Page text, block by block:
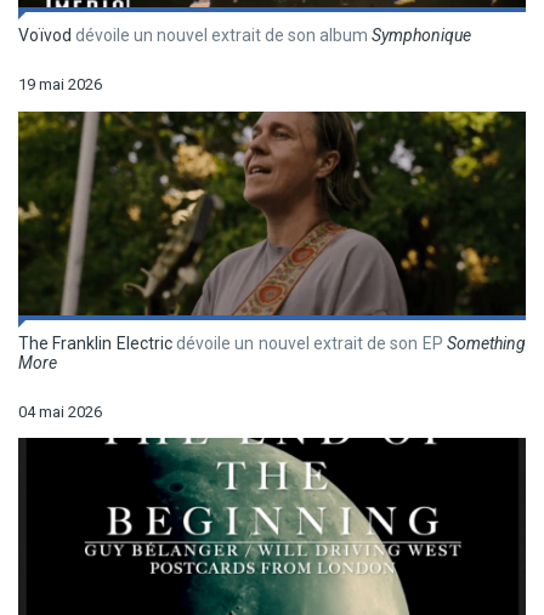
Voïvod dévoile un nouvel extrait de son album Symphonique
19 mai 2026
The Franklin Electricdévoile un nouvel extrait de son EPSomething
More
04 mai 2026